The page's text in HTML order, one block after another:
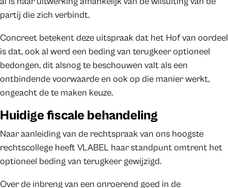
partij die zich verbindt.
Concreet betekent deze uitspraak dat het Hof van oordeel
is dat, ook al werd een beding van terugkeer optioneel
bedongen, dit alsnog te beschouwen valt als een
ontbindende voorwaarde en ook op die manier werkt,
ongeacht de te maken keuze.
Huidige fiscale behandeling
Naar aanleiding van de rechtspraak van ons hoogste
rechtscollege heeft VLABEL haar standpunt omtrent het
optioneel beding van terugkeer gewijzigd.
Over de inbreng van een onroerend goed in de